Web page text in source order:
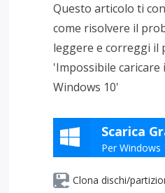
Questo articolo ti
come risolvere il
leggere e correggi il
'Impossibile
Windows 10'
Scarica
Per Windows
Clona dischi/